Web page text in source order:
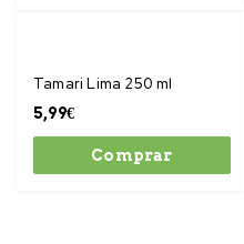
Tamari Lima 250 ml
5,99€
Comprar